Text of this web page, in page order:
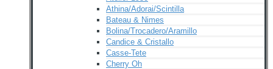
Athina/Adorai/Scintilla
Bateau & Nimes
Bolina/Trocadero/Aramillo
Candice & Cristallo
Casse-Tete
Cherry Oh